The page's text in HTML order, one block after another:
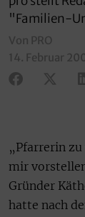
"Familien-
Von PRO
14. Februar
„Pfarrerin
mir
Gründer
hatte nach